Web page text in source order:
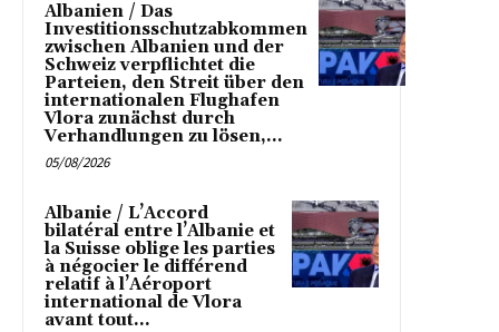
Albanien / Das
Investitionsschutzabkommen
zwischen Albanien und der
Schweiz verpflichtet die
Parteien, den Streit über den
internationalen Flughafen
Vlora zunächst durch
Verhandlungen zu lösen,...
05/08/2026
Albanie / L’Accord
bilatéral entre l’Albanie et
la Suisse oblige les parties
à négocier le différend
relatif à l’Aéroport
international de Vlora
avant tout...